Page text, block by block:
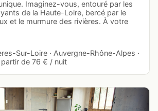
Imaginez-vous, entouré par les
de la Haute-Loire, bercé par le
et le murmure des rivières. À votre
Sur-Loire · Auvergne-Rhône-Alpes ·
partir de 76 € / nuit